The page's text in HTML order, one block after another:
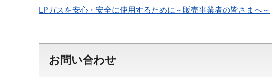
LPガスを安心・安全に使用するために～販売事業者の皆さまへ～
お問い合わせ